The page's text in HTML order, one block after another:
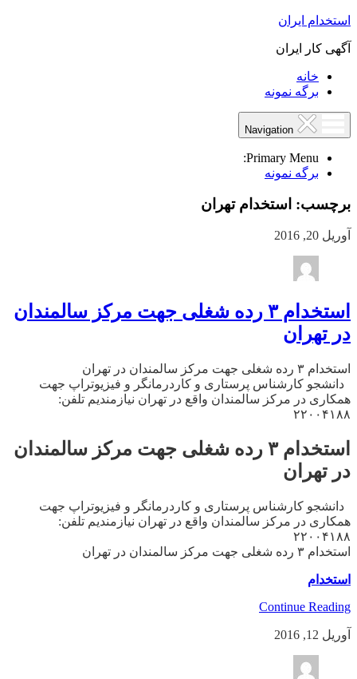
استخدام ایران
آگهی کار ایران
خانه
برگه نمونه
Primary Menu:
برگه نمونه
برچسب: استخدام تهران
آوریل 20, 2016
استخدام ۳ رده شغلی جهت مرکز سالمندان
در تهران
استخدام ۳ رده شغلی جهت مرکز سالمندان در تهران
دانشجو کارشناس پرستاری و کاردرمانگر و فیزیوتراپ جهت
همکاری در مرکز سالمندان واقع در تهران نیازمندیم تلفن:
۲۲۰۰۴۱۸۸
استخدام ۳ رده شغلی جهت مرکز سالمندان
در تهران
دانشجو کارشناس پرستاری و کاردرمانگر و فیزیوتراپ جهت
همکاری در مرکز سالمندان واقع در تهران نیازمندیم تلفن:
۲۲۰۰۴۱۸۸
استخدام ۳ رده شغلی جهت مرکز سالمندان در تهران
استخدام
Continue Reading
آوریل 12, 2016